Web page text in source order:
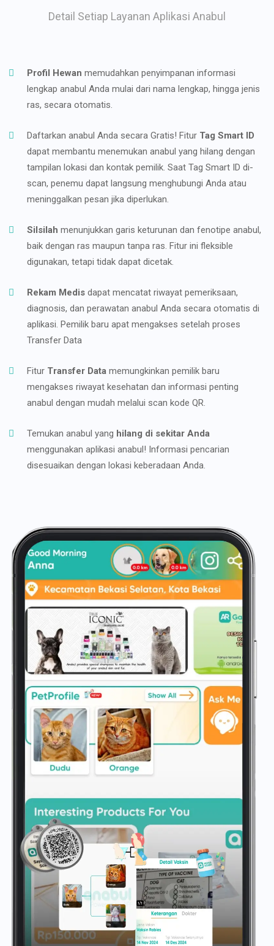
Detail Setiap Layanan Aplikasi Anabul
Profil Hewan memudahkan penyimpanan informasi
lengkap anabul Anda mulai dari nama lengkap, hingga jenis
ras, secara otomatis.
Daftarkan anabul Anda secara Gratis! Fitur Tag Smart ID
dapat membantu menemukan anabul yang hilang dengan
tampilan lokasi dan kontak pemilik. Saat Tag Smart ID di-
scan, penemu dapat langsung menghubungi Anda atau
meninggalkan pesan jika diperlukan.
Silsilah menunjukkan garis keturunan dan fenotipe anabul,
baik dengan ras maupun tanpa ras. Fitur ini fleksible
digunakan, tetapi tidak dapat dicetak.
Rekam Medis dapat mencatat riwayat pemeriksaan,
diagnosis, dan perawatan anabul Anda secara otomatis di
aplikasi. Pemilik baru apat mengakses setelah proses
Transfer Data
Fitur Transfer Data memungkinkan pemilik baru
mengakses riwayat kesehatan dan informasi penting
anabul dengan mudah melalui scan kode QR.
Temukan anabul yang hilang di sekitar Anda
menggunakan aplikasi anabul! Informasi pencarian
disesuaikan dengan lokasi keberadaan Anda.